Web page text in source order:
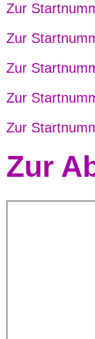
Zur
Zur
Zur
Zur
Zur
Zur